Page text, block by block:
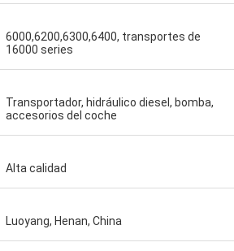
6000,6200,6300,6400, transportes de
16000 series
Transportador, hidráulico diesel, bomba,
accesorios del coche
Alta calidad
Luoyang, Henan, China